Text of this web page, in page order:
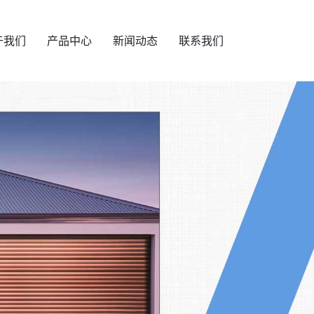
我们 产品中心 新闻动态 联系我们